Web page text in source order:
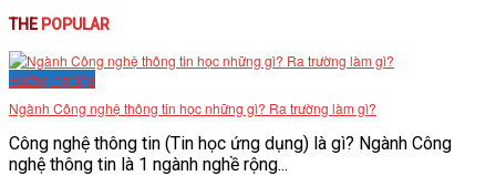
VĂN BẢN
THƯ VIỆN
THE POPULAR
Hướng nghiệp
Ngành Công nghệ thông tin học những gì? Ra trường làm gì?
Công nghệ thông tin (Tin học ứng dụng) là gì? Ngành Công
nghệ thông tin là 1 ngành nghề rộng...